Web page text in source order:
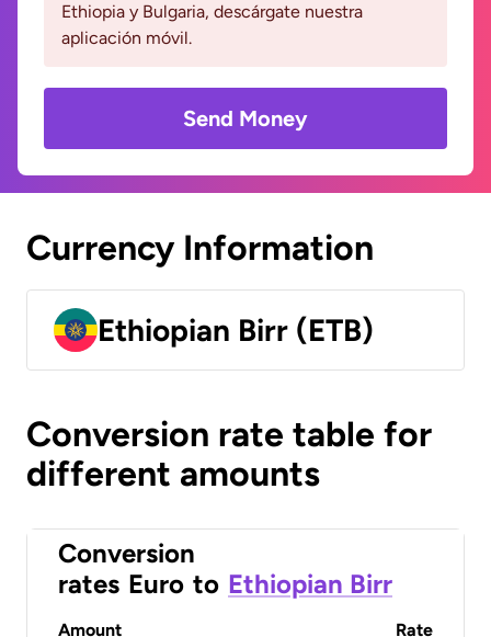
Ethiopia y Bulgaria, descárgate nuestra
aplicación móvil.
Send Money
Currency Information
Ethiopian Birr (ETB)
Conversion rate table for
different amounts
Conversion
rates Euro to Ethiopian Birr
Amount Rate